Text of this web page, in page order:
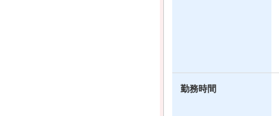
勤務時間